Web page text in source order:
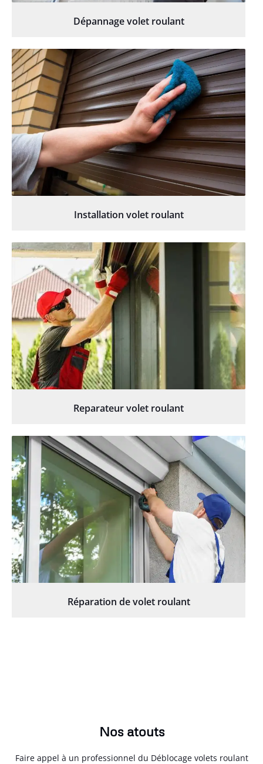
Dépannage volet roulant
Installation volet roulant
Reparateur volet roulant
Réparation de volet roulant
Nos atouts
Faire appel à un professionnel du Déblocage volets roulant